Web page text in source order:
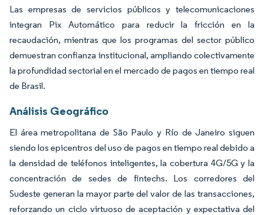
Las empresas de servicios públicos y telecomunicaciones
integran Pix Automático para reducir la fricción en la
recaudación, mientras que los programas del sector público
demuestran confianza institucional, ampliando colectivamente
la profundidad sectorial en el mercado de pagos en tiempo real
de Brasil.
Análisis Geográfico
El área metropolitana de São Paulo y Río de Janeiro siguen
siendo los epicentros del uso de pagos en tiempo real debido a
la densidad de teléfonos inteligentes, la cobertura 4G/5G y la
concentración de sedes de fintechs. Los corredores del
Sudeste generan la mayor parte del valor de las transacciones,
reforzando un ciclo virtuoso de aceptación y expectativa del